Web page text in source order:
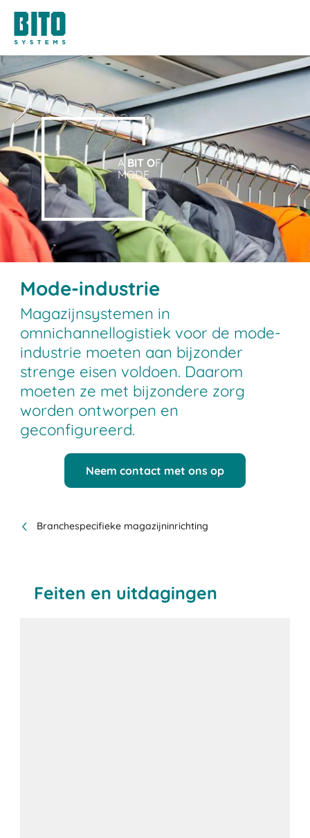
A BIT OF
MODE.
Mode-industrie
Magazijnsystemen in
omnichannellogistiek voor de mode-
industrie moeten aan bijzonder
strenge eisen voldoen. Daarom
moeten ze met bijzondere zorg
worden ontworpen en
geconfigureerd.
Neem contact met ons op
Branchespecifieke magazijninrichting
Feiten en uitdagingen